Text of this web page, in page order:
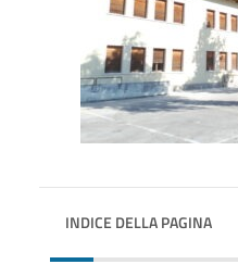
INDICE DELLA PAGINA